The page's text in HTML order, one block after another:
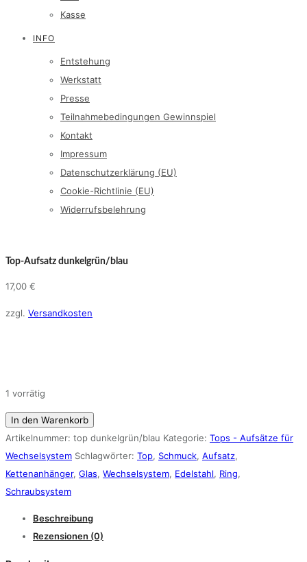
Kasse
INFO
Entstehung
Werkstatt
Presse
Teilnahmebedingungen Gewinnspiel
Kontakt
Impressum
Datenschutzerklärung (EU)
Cookie-Richtlinie (EU)
Widerrufsbelehrung
Top-Aufsatz dunkelgrün/blau
17,00 €
zzgl. Versandkosten
1 vorrätig
Top-
Aufsatz
dunkelgrün/blau
Menge
In den Warenkorb
Artikelnummer: top dunkelgrün/blau Kategorie: Tops - Aufsätze für
Wechselsystem Schlagwörter: Top, Schmuck, Aufsatz,
Kettenanhänger, Glas, Wechselsystem, Edelstahl, Ring,
Schraubsystem
Beschreibung
Rezensionen (0)